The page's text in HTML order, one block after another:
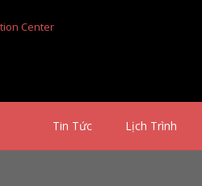
Tin Tức Lịch Trình